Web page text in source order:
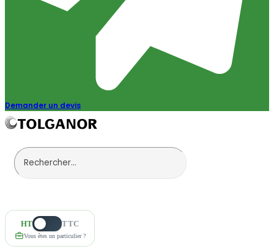
Demander un devis
HT TTC
Vous êtes un particulier ?